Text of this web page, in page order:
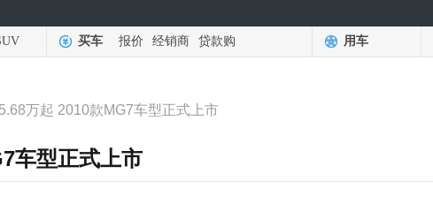
买车 报价 经销商 贷款购 用车
万起 2010款MG7车型正式上市
车型正式上市